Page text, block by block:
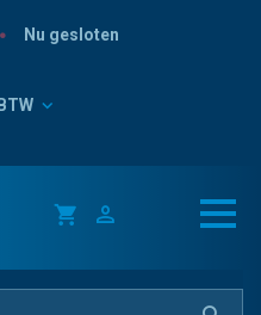
Nu gesloten